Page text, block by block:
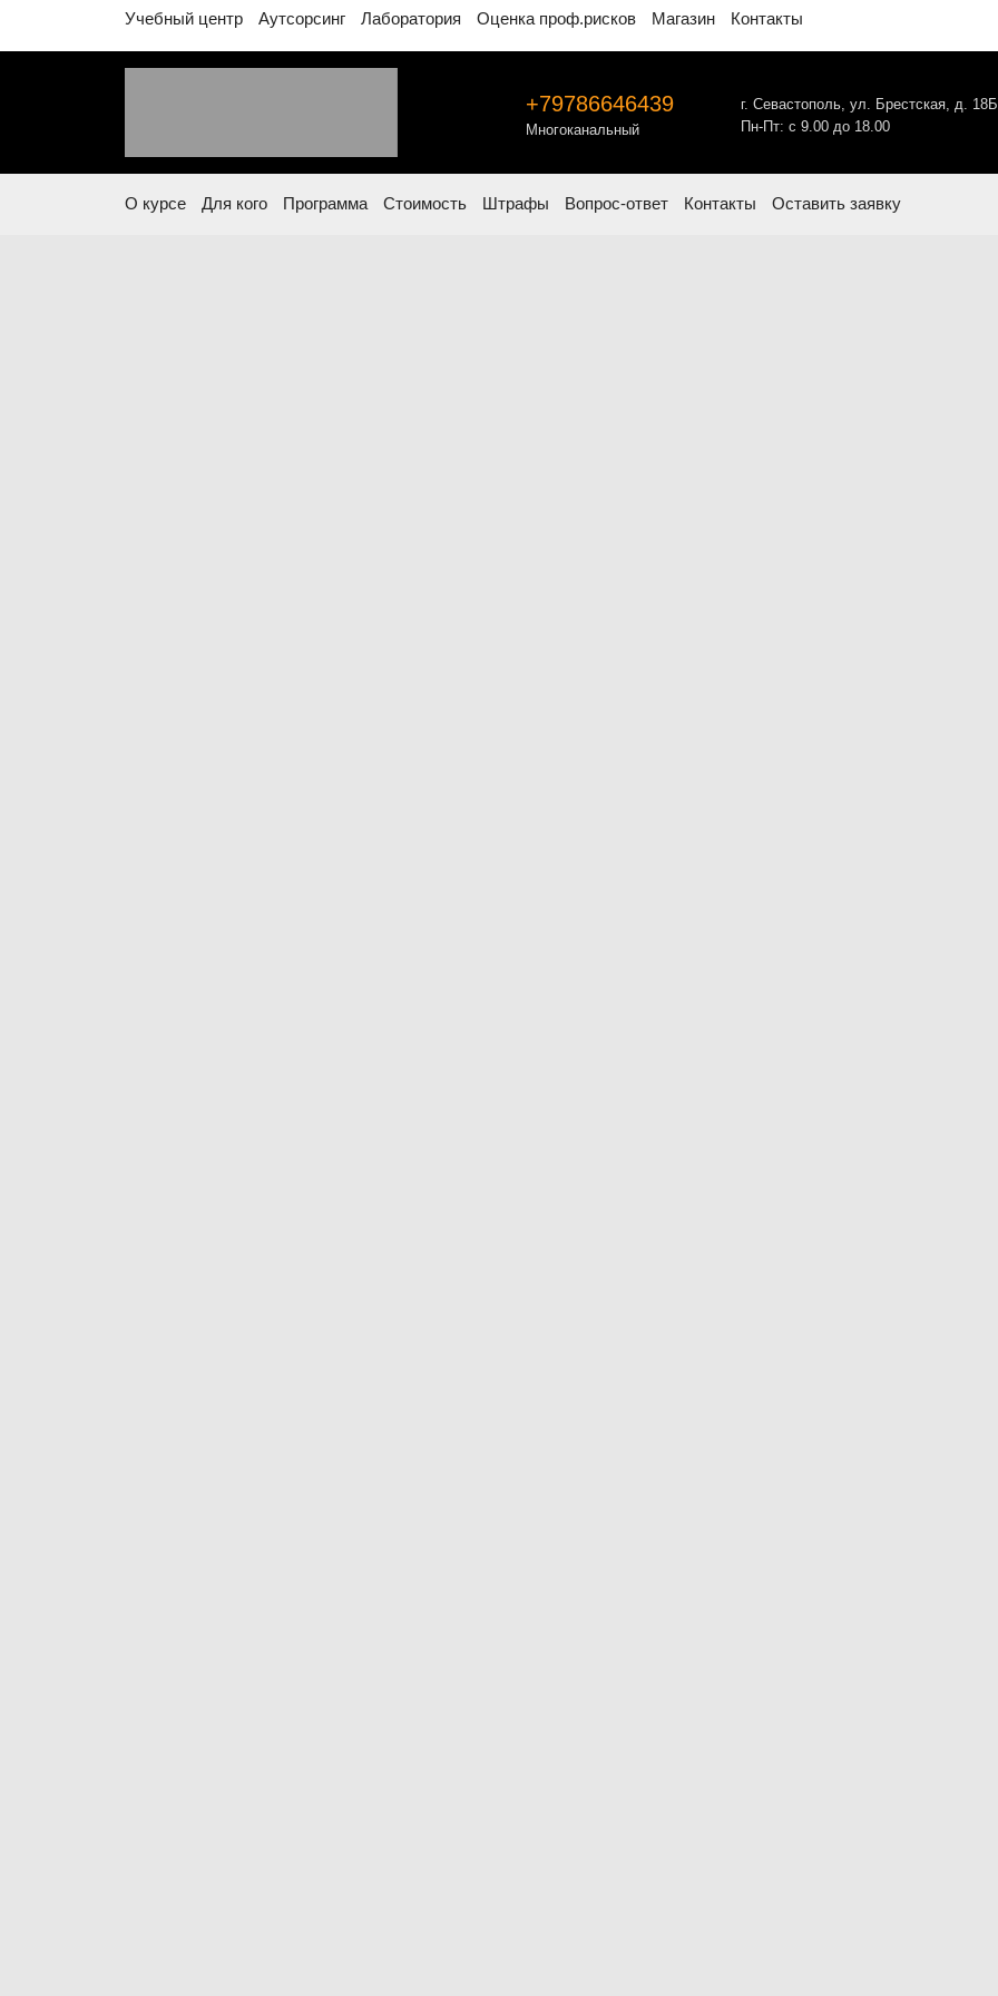
Учебный центр Аутсорсинг Лаборатория Оценка проф.рисков Магазин Контакты
+79786646439
Многоканальный
г. Севастополь, ул. Брестская, д.
Пн-Пт: с 9.00 до 18.00
О курсе Для кого Программа Стоимость Штрафы Вопрос-ответ Контакты Оставить заявку